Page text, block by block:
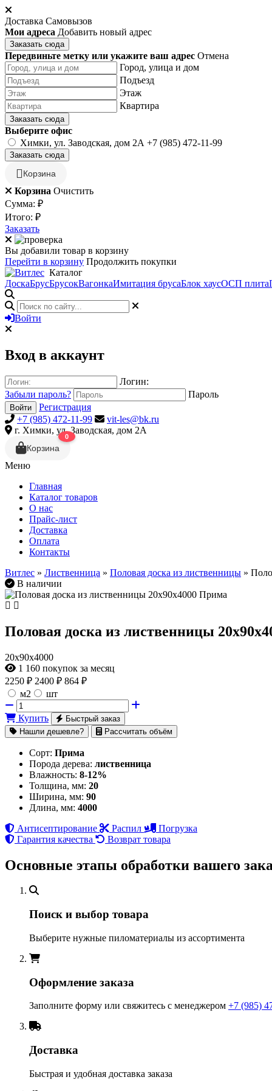
Доставка Самовызов
Мои адреса Добавить новый адрес
Заказать сюда
Передвиньте метку или укажите ваш адрес Отмена
Город, улица и дом
Подъезд
Этаж
Квартира
Заказать сюда
Выберите офис
Химки, ул. Заводская, дом 2А +7 (985) 472-11-99
Заказать сюда
Корзина
Корзина Очистить
Сумма: ₽
Итого: ₽
Заказать
Вы добавили товар в корзину
Перейти в корзину Продолжить покупки
Каталог
ДоскаБрусБрусокВагонкаИмитация брусаБлок хаусОСП плита
Войти
Вход в аккаунт
Логин:
Забыли пароль?
Пароль
Войти
Регистрация
+7 (985) 472-11-99
vit-les@bk.ru
г. Химки, ул. Заводская, дом 2А
Корзина
0
Меню
Главная
Каталог товаров
О нас
Прайс-лист
Доставка
Оплата
Контакты
Витлес » Лиственница » Половая доска из лиственницы »
В наличии
Половая доска из лиственницы
20х90х4000
1 160 покупок за месяц
2250 ₽ 2400 ₽ 864 ₽
м2
шт
Купить
Быстрый заказ
Нашли дешевле?
Рассчитать объём
Сорт: Прима
Порода дерева: лиственница
Влажность: 8-12%
Толщина, мм: 20
Ширина, мм: 90
Длина, мм: 4000
Антисептирование
Распил
Погрузка
Гарантия качества
Возврат товара
Основные этапы обработки вашего
Поиск и выбор товара
Выберите нужные пиломатериалы из ассортимента
Оформление заказа
Заполните форму или свяжитесь с менеджером +7 (985)
Доставка
Быстрая и удобная доставка заказа